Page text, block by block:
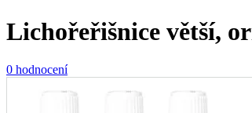
Lichořeřišnice větší,
0 hodnocení